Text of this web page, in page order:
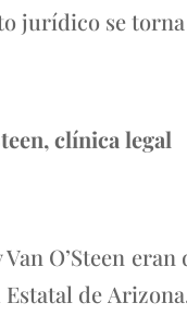
jurídico se
clínica legal
Van O’Steen
de